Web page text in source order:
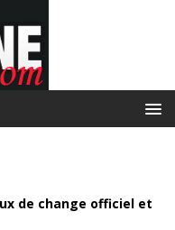
de change officiel et